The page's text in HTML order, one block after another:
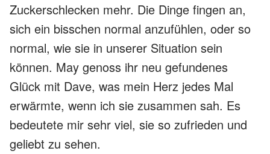
Zuckerschlecken mehr. Die Dinge fingen an,
sich ein bisschen normal anzufühlen, oder so
normal, wie sie in unserer Situation sein
können. May genoss ihr neu gefundenes
Glück mit Dave, was mein Herz jedes Mal
erwärmte, wenn ich sie zusammen sah. Es
bedeutete mir sehr viel, sie so zufrieden und
geliebt zu sehen.